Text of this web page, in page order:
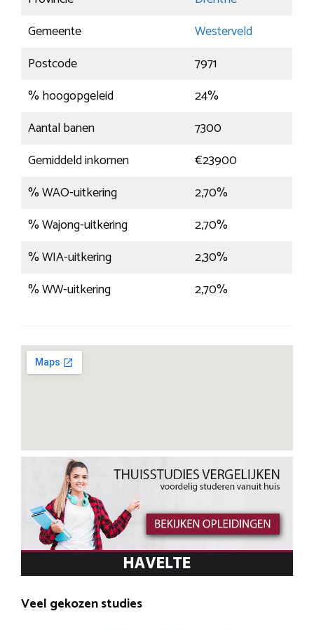
Gemeente
Westerveld
Postcode
7971
% hoogopgeleid
24%
Aantal banen
7300
Gemiddeld inkomen
€23900
% WAO-uitkering
2,70%
% Wajong-uitkering
2,70%
% WIA-uitkering
2,30%
% WW-uitkering
2,70%
Veel gekozen studies